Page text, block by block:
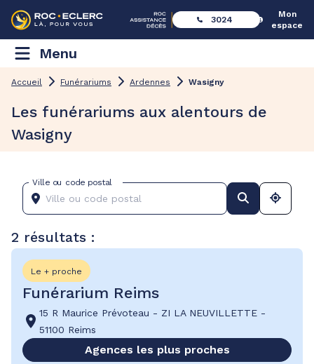
3024
Mon
espace
Menu
Accueil Funérariums Ardennes Wasigny
Les funérariums aux alentours de
Wasigny
Ville ou code postal
2 résultats :
Le + proche
Funérarium Reims
15 R Maurice Prévoteau - ZI LA NEUVILLETTE -
51100 Reims
Agences les plus proches